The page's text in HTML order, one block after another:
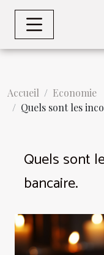
Accueil
Economie
Quels sont les
Quels sont
bancaire.